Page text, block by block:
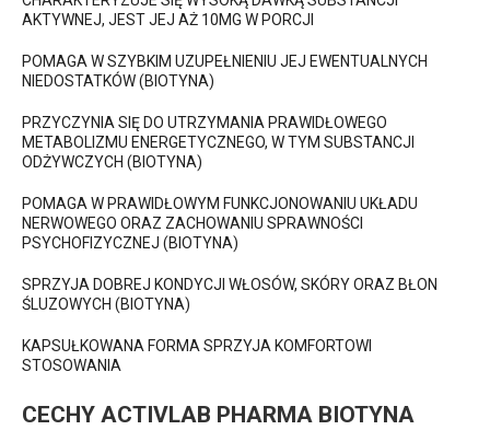
AKTYWNEJ, JEST JEJ AŻ 10MG W PORCJI
POMAGA W SZYBKIM UZUPEŁNIENIU JEJ EWENTUALNYCH
NIEDOSTATKÓW (BIOTYNA)
PRZYCZYNIA SIĘ DO UTRZYMANIA PRAWIDŁOWEGO
METABOLIZMU ENERGETYCZNEGO, W TYM SUBSTANCJI
ODŻYWCZYCH (BIOTYNA)
POMAGA W PRAWIDŁOWYM FUNKCJONOWANIU UKŁADU
NERWOWEGO ORAZ ZACHOWANIU SPRAWNOŚCI
PSYCHOFIZYCZNEJ (BIOTYNA)
SPRZYJA DOBREJ KONDYCJI WŁOSÓW, SKÓRY ORAZ BŁON
ŚLUZOWYCH (BIOTYNA)
KAPSUŁKOWANA FORMA SPRZYJA KOMFORTOWI
STOSOWANIA
CECHY ACTIVLAB PHARMA BIOTYNA